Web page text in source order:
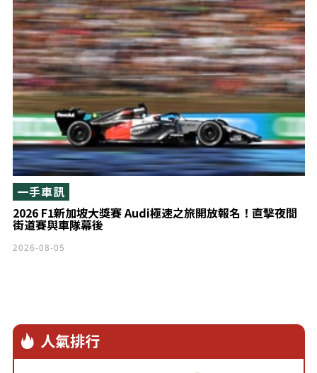
2026 F1新加坡大獎賽 Audi極速之旅開放報名！直擊夜間
街道賽與車隊幕後
一手車訊
2026-08-05
人氣排行